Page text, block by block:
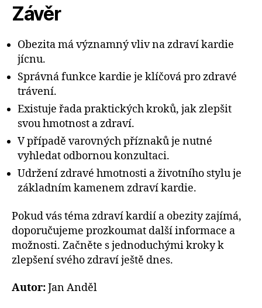
Závěr
Obezita má významný vliv na zdraví kardie
jícnu.
Správná funkce kardie je klíčová pro zdravé
trávení.
Existuje řada praktických kroků, jak zlepšit
svou hmotnost a zdraví.
V případě varovných příznaků je nutné
vyhledat odbornou konzultaci.
Udržení zdravé hmotnosti a životního stylu je
základním kamenem zdraví kardie.
Pokud vás téma zdraví kardií a obezity zajímá,
doporučujeme prozkoumat další informace a
možnosti. Začněte s jednoduchými kroky k
zlepšení svého zdraví ještě dnes.
Autor:Jan Anděl